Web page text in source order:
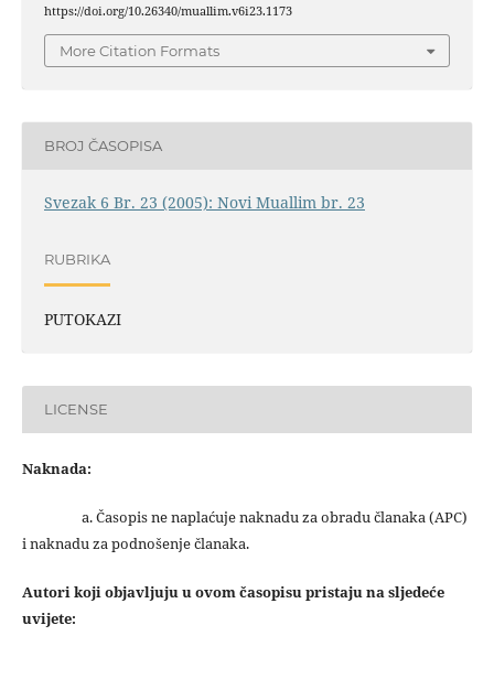
https://doi.org/10.26340/muallim.v6i23.1173
More Citation Formats
BROJ ČASOPISA
Svezak 6 Br. 23 (2005): Novi Muallim br. 23
RUBRIKA
PUTOKAZI
LICENSE
Naknada:
a. Časopis ne naplaćuje naknadu za obradu članaka (APC)
i naknadu za podnošenje članaka.
Autori koji objavljuju u ovom časopisu pristaju na sljedeće
uvijete: